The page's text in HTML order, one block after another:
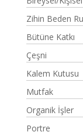
Zihin Beden
Bütüne Katkı
Çeşni
Kalem Kutusu
Mutfak
Organik İşler
Portre